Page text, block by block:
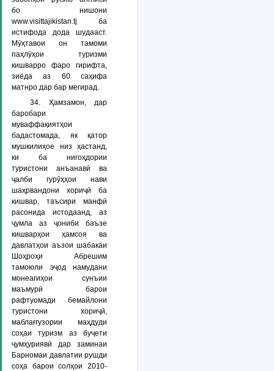
бо нишони
www.visittajikistan.tj ба
истифода дода шудааст.
Мӯҳтавои он тамоми
паҳлӯҳои туризми
кишварро фаро гирифта,
зиёда аз 60 саҳифа
матнро дар бар мегирад.
34. Ҳамзамон, дар
баробари
муваффақиятҳои
бадастомада, як қатор
мушкилиҳое низ ҳастанд,
ки ба нигоҳдории
туристони анъанавӣ ва
ҷалби гурӯҳҳои нави
шаҳрвандони хориҷӣ ба
кишвар, таъсири манфӣ
расонида истодаанд, аз
ҷумла аз ҷониби баъзе
кишварҳои ҳамсоя ва
давлатҳои аъзои шабакаи
Шоҳроҳи Абрешим
тамоюли эҷод намудани
монеагиҳои сунъии
маъмурӣ барои
рафтуомади бемайлони
туристони хориҷӣ,
маблағгузории маҳдуди
соҳаи туризм аз буҷети
ҷумҳуриявӣ дар заминаи
Барномаи давлатии рушди
соҳа барои солҳои 2010-